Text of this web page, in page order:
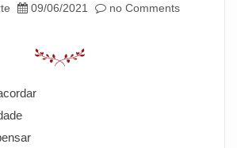
09/06/2021 no Comments